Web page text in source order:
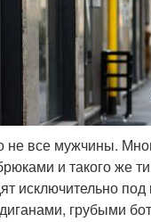
не все мужчины.
и такого же
исключительно
грубыми